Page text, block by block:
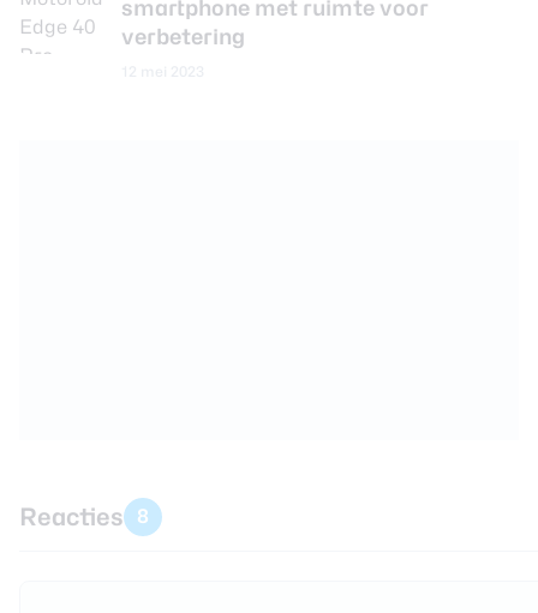
smartphone met ruimte voor
verbetering
Reacties 8